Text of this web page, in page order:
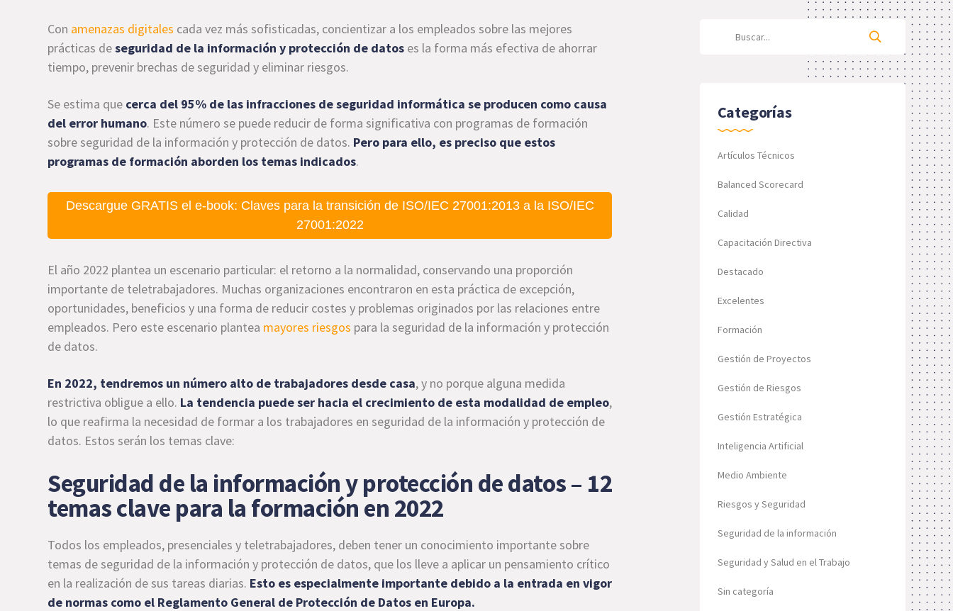
Con amenazas digitales cada vez más sofisticadas, concientizar a los empleados sobre las mejores
prácticas deseguridad de la información y protección de datos es la forma más efectiva de ahorrar
tiempo, prevenir brechas de seguridad y eliminar riesgos.
Se estima que cerca del 95% de las infracciones de seguridad informática se producen como causa
del error humano. Este número se puede reducir de forma significativa con programas de formación
sobre seguridad de la información y protección de datos. Pero para ello, es preciso que estos
programas de formación aborden los temas indicados.
Descargue GRATIS el e-book: Claves para la transición de ISO/IEC 27001:2013 a la ISO/IEC
27001:2022
El año 2022 plantea un escenario particular: el retorno a la normalidad, conservando una proporción
importante de teletrabajadores. Muchas organizaciones encontraron en esta práctica de excepción,
oportunidades, beneficios y una forma de reducir costes y problemas originados por las relaciones entre
empleados. Pero este escenario plantea mayores riesgos para la seguridad de la información y protección
de datos.
En 2022, tendremos un número alto de trabajadores desde casa, y no porque alguna medida
restrictiva obligue a ello. La tendencia puede ser hacia el crecimiento de esta modalidad de empleo,
lo que reafirma la necesidad de formar a los trabajadores en seguridad de la información y protección de
datos. Estos serán los temas clave:
Seguridad de la información y protección de datos – 12
temas clave para la formación en 2022
Todos los empleados, presenciales y teletrabajadores, deben tener un conocimiento importante sobre
temas de seguridad de la información y protección de datos, que los lleve a aplicar un pensamiento crítico
en la realización de sus tareas diarias. Esto es especialmente importante debido a la entrada en vigor
de normas como el Reglamento General de Protección de Datos en Europa.
Categorías
Artículos Técnicos
Balanced Scorecard
Calidad
Capacitación Directiva
Destacado
Excelentes
Formación
Gestión de Proyectos
Gestión de Riesgos
Gestión Estratégica
Inteligencia Artificial
Medio Ambiente
Riesgos y Seguridad
Seguridad de la información
Seguridad y Salud en el Trabajo
Sin categoría